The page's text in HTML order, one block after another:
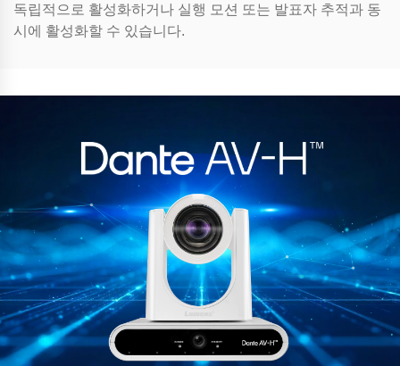
독립적으로 활성화하거나 실행 모션 또는 발표자 추적과 동
시에 활성화할 수 있습니다.